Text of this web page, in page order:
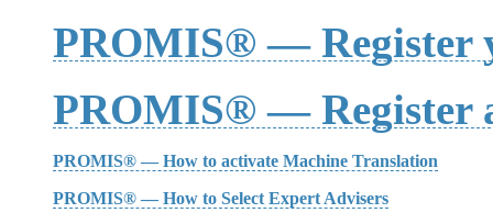
PROMIS® — Register
PROMIS® — Register
PROMIS® — How to activate Machine Translation
PROMIS® — How to Select Expert Advisers